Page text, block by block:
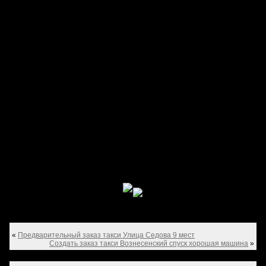
« Предварительный заказ такси Улица Седова 9 мест
Создать заказ такси Вознесенский спуск хорошая машина »